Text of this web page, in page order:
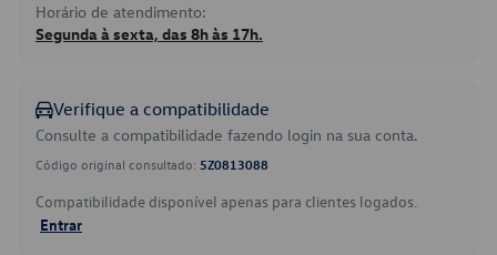
Horário de atendimento:
Segunda à sexta, das 8h às 17h.
Verifique a compatibilidade
Consulte a compatibilidade fazendo login na sua conta.
Código original consultado: 5Z0813088
Compatibilidade disponível apenas para clientes logados.
Entrar